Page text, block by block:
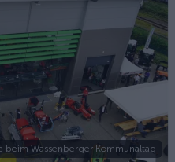
beim Wassenberger Kommunaltag